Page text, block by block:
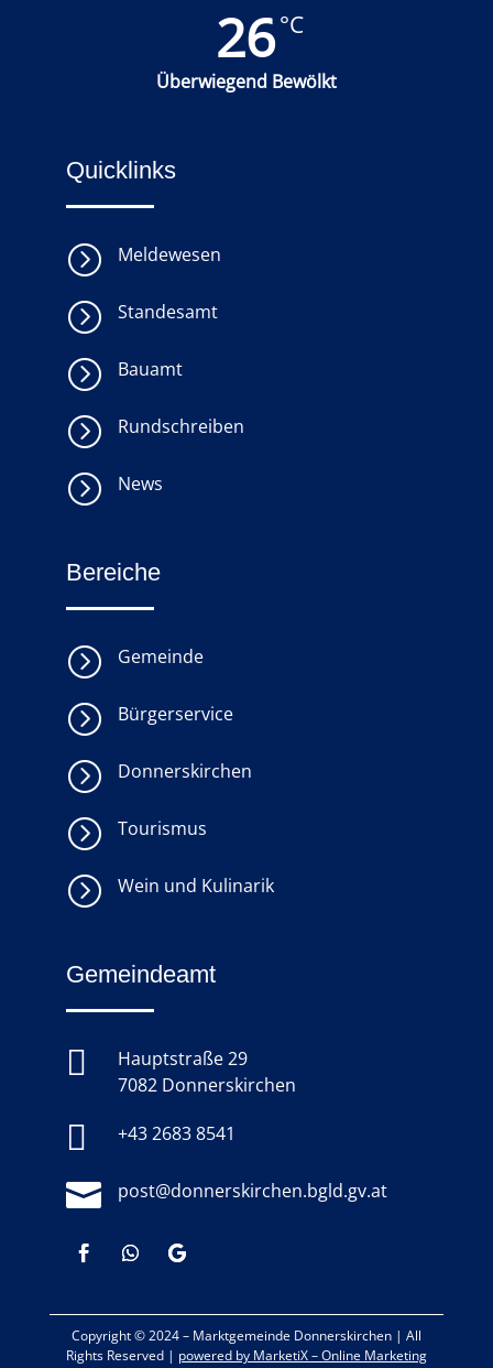
26°C
Überwiegend Bewölkt
Quicklinks
= Meldewesen
= Standesamt
= Bauamt
= Rundschreiben
= News
Bereiche
= Gemeinde
= Bürgerservice
= Donnerskirchen
= Tourismus
= Wein und Kulinarik
Gemeindeamt

Hauptstraße 29
7082 Donnerskirchen
 +43 2683 8541
 post@donnerskirchen.bgld.gv.at
Copyright © 2024 – Marktgemeinde Donnerskirchen | All
Rights Reserved | powered by MarketiX – Online Marketing